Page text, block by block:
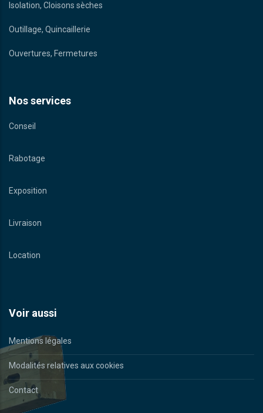
Isolation, Cloisons sèches
Outillage, Quincaillerie
Ouvertures, Fermetures
Nos services
Conseil
Rabotage
Exposition
Livraison
Location
Voir aussi
Mentions légales
Modalités relatives aux cookies
Contact